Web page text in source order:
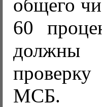
общего
60
должны
проверку
МСБ.